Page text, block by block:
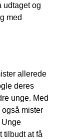
udtaget og
med
allerede
deres
unge. Med
mister
Unge
tilbudt at få